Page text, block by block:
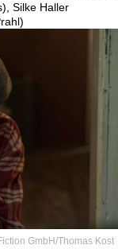
Silke Haller
GmbH/Thomas Kost